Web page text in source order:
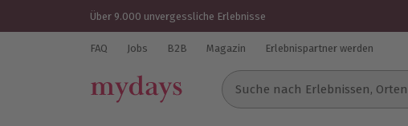
Über 9.000 unvergessliche Erlebnisse
FAQ Jobs B2B Magazin Erlebnispartner werden
Suche nach Erlebnissen...